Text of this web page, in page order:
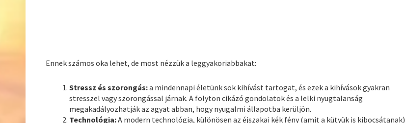
Ennek számos oka lehet, de most nézzük a leggyakoriabbakat:
Stressz és szorongás:a mindennapi életünk sok kihívást tartogat, és ezek a kihívások gyakran
stresszel vagy szorongással járnak. A folyton cikázó gondolatok és a lelki nyugtalanság
megakadályozhatják az agyat abban, hogy nyugalmi állapotba kerüljön.
Technológia:A modern technológia, különösen az éjszakai kék fény (amit a kütyük is kibocsátanak)